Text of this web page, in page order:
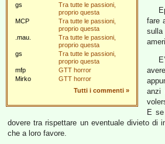
gs
Tra tutte le passioni,
proprio questa
MCP
Tra tutte le passioni,
proprio questa
.mau.
Tra tutte le passioni,
proprio questa
gs
Tra tutte le passioni,
proprio questa
mfp
GTT horror
Mirko
GTT horror
Tutti i commenti »
fare
anzi
E
dovere tra rispettare un eventuale divieto di
che a loro favore.